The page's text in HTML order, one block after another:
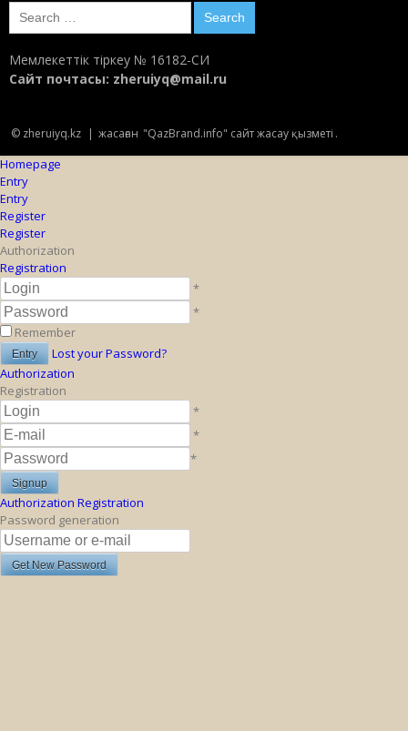
Search
for:
Мемлекеттік тіркеу № 16182-СИ
Сайт почтасы: zheruiyq@mail.ru
© zheruiyq.kz | жасаған "QazBrand.info" сайт жасау қызметі .
Homepage
Entry
Entry
Register
Register
Authorization
Registration
*
*
Remember
Lost your Password?
Authorization
Registration
*
*
*
Authorization Registration
Password generation